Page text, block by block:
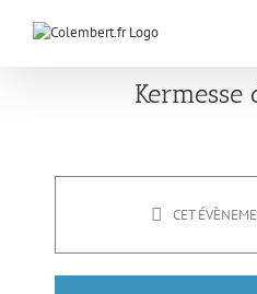
Kermesse
CET